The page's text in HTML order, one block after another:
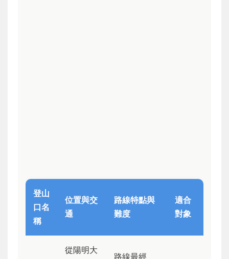
登山
口名
稱
位置與交
通
路線特點與
難度
適合
對象
從陽明大
路線最經